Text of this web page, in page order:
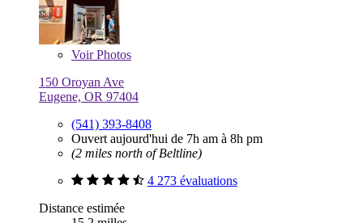
VoirPhotos
150 Oroyan Ave
Eugene, OR 97404
(541) 393-8408
Ouvert aujourd'hui de 7h am à 8h pm
(2 miles north of Beltline)
4 273 évaluations
Distance estimée